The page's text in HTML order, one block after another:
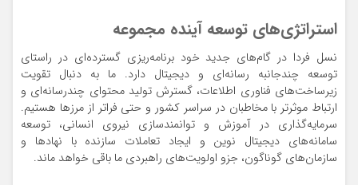
استراتژی‌های توسعه آینده مجموعه
نسل فردا در گام‌های جدید خود برنامه‌ریزی گسترده‌ای در راستای
توسعه چندجانبه رسانه‌ای و دیجیتال دارد. ما به دنبال تقویت
زیرساخت‌های فناوری اطلاعات، گسترش تولید محتوای چندرسانه‌ای و
ارتباط موثرتر با مخاطبان در سراسر کشور و حتی فراتر از مرزها هستیم.
سرمایه‌گذاری در آموزش و توانمندسازی نیروی انسانی، توسعه
سامانه‌های دیجیتال نوین و ایجاد تعاملات سازنده با نهادها و
سازمان‌های گوناگون، جزو اولویت‌های راهبردی ما باقی خواهد ماند.